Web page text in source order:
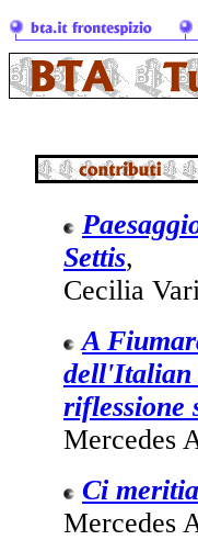
Settis,
Cecilia
A
dell'Italian
riflessione
Mercedes
Ci
Mercedes